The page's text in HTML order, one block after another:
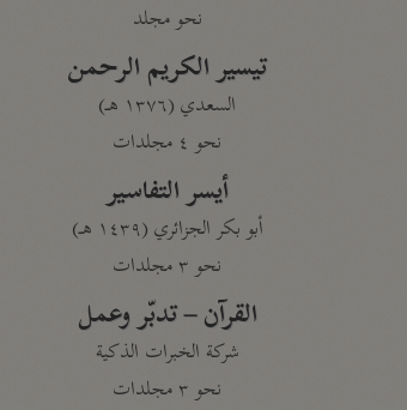
نحو مجلد
تيسير الكريم الرحمن
السعدي (١٣٧٦ هـ)
نحو ٤ مجلدات
أيسر التفاسير
أبو بكر الجزائري (١٤٣٩ هـ)
نحو ٣ مجلدات
القرآن – تدبّر وعمل
شركة الخبرات الذكية
نحو ٣ مجلدات